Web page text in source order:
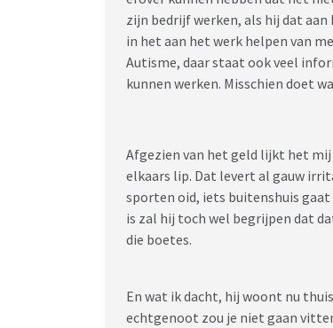
zijn bedrijf werken, als hij dat
in het aan het werk helpen van
Autisme, daar staat ook veel
kunnen werken. Misschien doet
Afgezien van het geld lijkt het mij
elkaars lip. Dat levert al gauw
sporten oid, iets buitenshuis
is zal hij toch wel begrijpen dat
die boetes.
En wat ik dacht, hij woont nu
echtgenoot zou je niet gaan